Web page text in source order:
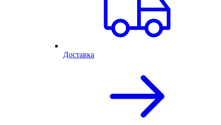
Доставка